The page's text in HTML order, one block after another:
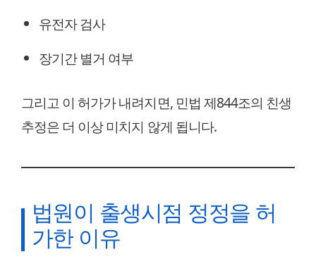
유전자 검사
장기간 별거 여부
그리고 이 허가가 내려지면, 민법 제844조의 친생
추정은 더 이상 미치지 않게 됩니다.
법원이 출생시점 정정을 허
가한 이유